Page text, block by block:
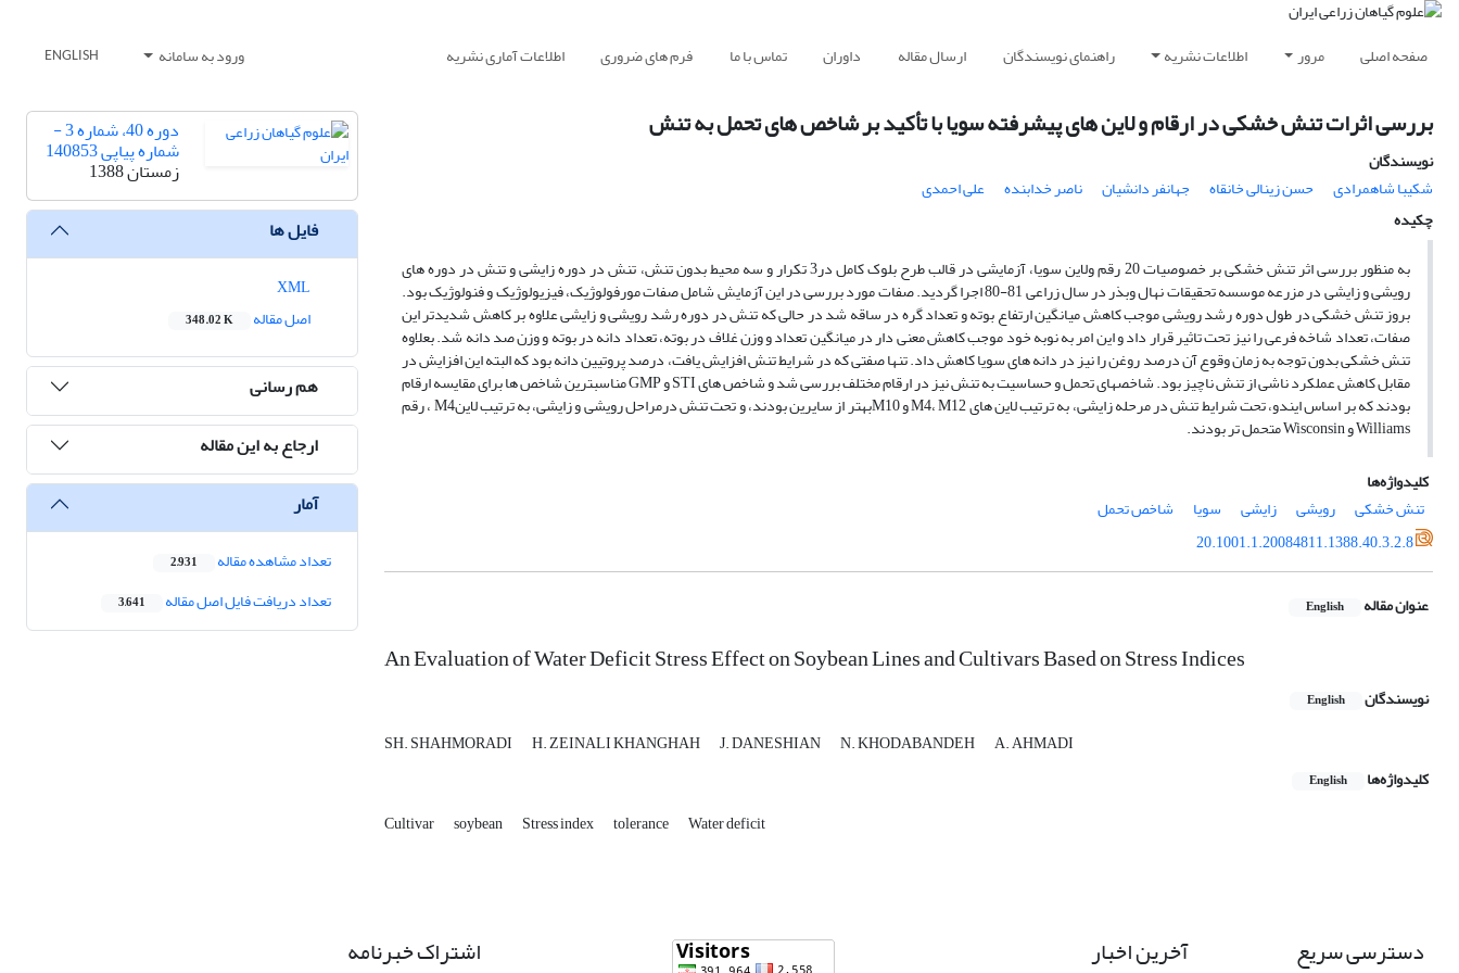
صفحه اصلی مرور اطلاعات نشریه راهنمای نویسندگان ارسال مقاله داوران تماس با ما فرم های ضروری اطلاعات آماری نشریه ورود به سامانه ENGLISH
بررسی اثرات تنش خشکی در ارقام و لاین های پیشرفته سویا با تأکید بر شاخص های تحمل به تنش
نویسندگان
شکیبا شاهمرادی
حسن زینالی خانقاه جهانفر دانشیان ناصر خدابنده
علی احمدی
چکیده
به منظور بررسی اثر تنش خشکی بر خصوصیات 20 رقم ولاین سویا، آزمایشی در قالب طرح بلوک کامل در3 تکرار و سه محیط بدون تنش، تنش در دوره زایشی و تنش در دوره های
رویشی و زایشی در مزرعه موسسه تحقیقات نهال وبذر در سال زراعی 81-80 اجرا گردید. صفات مورد بررسی در این آزمایش شامل صفات مورفولوژیک، فیزیولوژیک و فنولوژیک بود.
بروز تنش خشکی در طول دوره رشد رویشی موجب کاهش میانگین ارتفاع بوته و تعداد گره در ساقه شد در حالی که تنش در دوره رشد رویشی و زایشی علاوه بر کاهش شدیدتر این
صفات، تعداد شاخه فرعی را نیز تحت تاثیر قرار داد و این امر به نوبه خود موجب کاهش معنی دار در میانگین تعداد و وزن غلاف در بوته، تعداد دانه در بوته و وزن صد دانه شد. بعلاوه
تنش خشکی بدون توجه به زمان وقوع آن درصد روغن را نیز در دانه های سویا کاهش داد. تنها صفتی که در شرایط تنش افزایش یافت، درصد پروتیین دانه بود که البته این افزایش در
مقابل کاهش عملکرد ناشی از تنش ناچیز بود. شاخصهای تحمل و حساسیت به تنش نیز در ارقام مختلف بررسی شد و شاخص های STI و GMP مناسبترین شاخص ها برای مقایسه ارقام
بودند که بر اساس ایندو، تحت شرایط تنش در مرحله زایشی، به ترتیب لاین های M4، M12 و M10بهتر از سایرین بودند، و تحت تنش درمراحل رویشی و زایشی، به ترتیب لاینM4 ، رقم
Williams و Wisconsin متحمل تر بودند.
کلیدواژه‌ها
تنش خشکی
رویشی زایشی سویا
شاخص تحمل
20.1001.1.20084811.1388.40.3.2.8
عنوان مقاله English
An Evaluation of Water Deficit Stress Effect on Soybean Lines and Cultivars Based on Stress Indices
نویسندگان English
SH. SHAHMORADI H. ZEINALI KHANGHAH J. DANESHIAN N. KHODABANDEH
A. AHMADI
کلیدواژه‌ها
English
Cultivar soybean Stress index tolerance Water deficit
دوره 40، شماره 3 -
شماره پیاپی 140853
زمستان 1388
فایل ها
اصل مقاله
348.02 K
هم رسانی
ارجاع به این مقاله
آمار
تعداد مشاهده مقاله 2,931
تعداد دریافت فایل اصل مقاله 3,641
دسترسی سریع آخرین اخبار اشتراک خبرنامه